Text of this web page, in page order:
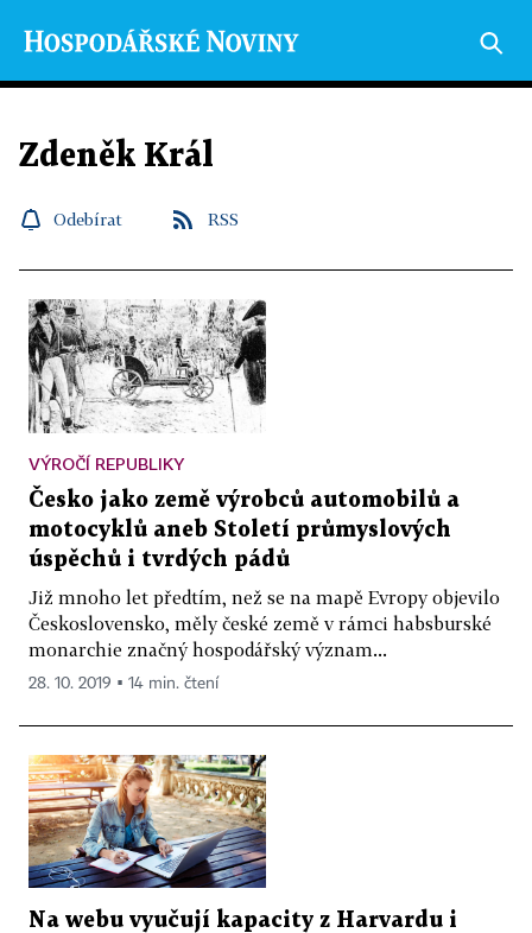
Zdeněk Král
Odebírat RSS
VÝROČÍ REPUBLIKY
Česko jako země výrobců automobilů a
motocyklů aneb Století průmyslových
úspěchů i tvrdých pádů
Již mnoho let předtím, než se na mapě Evropy objevilo
Československo, měly české země v rámci habsburské
monarchie značný hospodářský význam...
28. 10. 2019 ▪ 14 min. čtení
Na webu vyučují kapacity z Harvardu i